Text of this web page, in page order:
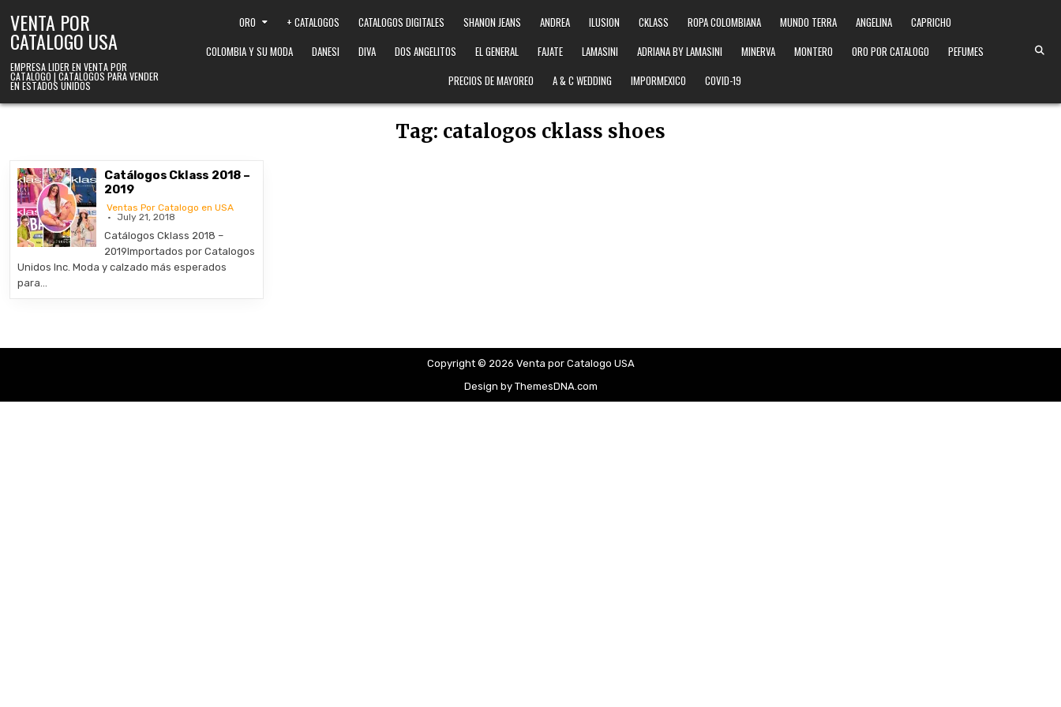
VENTA POR
CATALOGO USA
EMPRESA LIDER EN VENTA POR
CATALOGO | CATALOGOS PARA VENDER
EN ESTADOS UNIDOS
ORO + CATALOGOS CATALOGOS DIGITALES SHANON JEANS ANDREA ILUSION CKLASS ROPA COLOMBIANA MUNDO TERRA ANGELINA
CAPRICHO
COLOMBIA Y SU MODA
DANESI DIVA DOS ANGELITOS EL GENERAL FAJATE LAMASINI ADRIANA BY LAMASINI MINERVA MONTERO ORO POR CATALOGO
PEFUMES
PRECIOS DE MAYOREO
A & C WEDDING IMPORMEXICO COVID-19
Tag: catalogos cklass shoes
Catálogos Cklass 2018 –
2019
Ventas Por Catalogo en USA
July 21, 2018
Catálogos Cklass 2018 –
2019Importados por Catalogos
Unidos Inc. Moda y calzado más esperados
para…
Copyright © 2026 Venta por Catalogo USA
Design by ThemesDNA.com